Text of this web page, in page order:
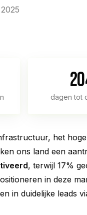
dagen tot
het
ons land een
, terwijl 17%
in deze
in duidelijke leads